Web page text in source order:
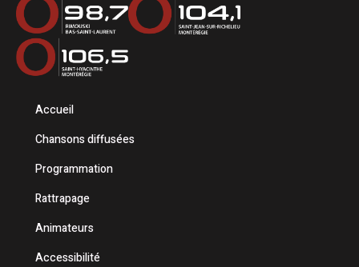
Accueil
Chansons diffusées
Programmation
Rattrapage
Animateurs
Accessibilité